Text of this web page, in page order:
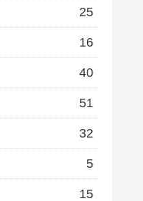
25
16
40
51
32
5
15